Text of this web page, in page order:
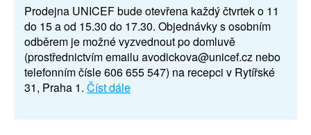
Prodejna UNICEF bude otevřena každý čtvrtek o 11
do 15 a od 15.30 do 17.30. Objednávky s osobním
odběrem je možné vyzvednout po domluvě
(prostřednictvím emailu avodickova@unicef.cz nebo
telefonním čísle 606 655 547) na recepci v Rytířské
31, Praha 1. Číst dále